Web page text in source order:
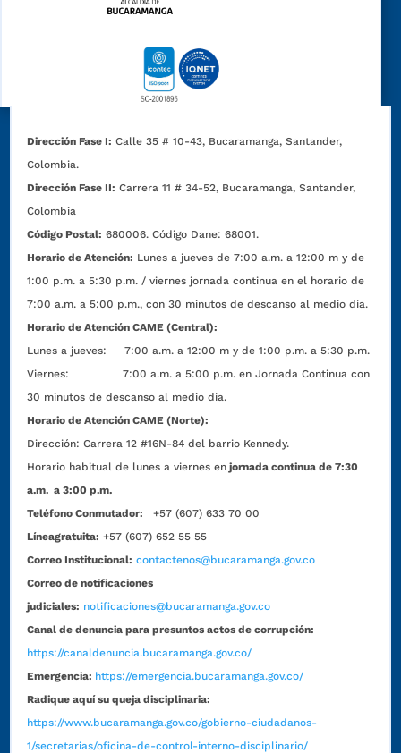
Dirección Fase I: Calle 35 # 10-43, Bucaramanga, Santander,
Colombia.
Dirección Fase II: Carrera 11 # 34-52, Bucaramanga, Santander,
Colombia
Código Postal: 680006. Código Dane: 68001.
Horario de Atención: Lunes a jueves de 7:00 a.m. a 12:00 m y de
1:00 p.m. a 5:30 p.m. / viernes jornada continua en el horario de
7:00 a.m. a 5:00 p.m., con 30 minutos de descanso al medio día.
Horario de Atención CAME (Central):
Lunes a jueves: 7:00 a.m. a 12:00 m y de 1:00 p.m. a 5:30 p.m.
Viernes: 7:00 a.m. a 5:00 p.m. en Jornada Continua con
30 minutos de descanso al medio día.
Horario de Atención CAME (Norte):
Dirección:Carrera 12 #16N-84 del barrio Kennedy.
Horario habitual de lunes a viernes en jornada continua de 7:30
a.m. a 3:00 p.m.
Teléfono Conmutador:
+57 (607) 633 70 00
Líneagratuita: +57 (607) 652 55 55
Correo Institucional: contactenos@bucaramanga.gov.co
Correo de notificaciones
judiciales: notificaciones@bucaramanga.gov.co
Canal de denuncia para presuntos actos de corrupción:
https://canaldenuncia.bucaramanga.gov.co/
Emergencia: https://emergencia.bucaramanga.gov.co/
Radique aquí su queja disciplinaria:
https://www.bucaramanga.gov.co/gobierno-ciudadanos-
1/secretarias/oficina-de-control-interno-disciplinario/